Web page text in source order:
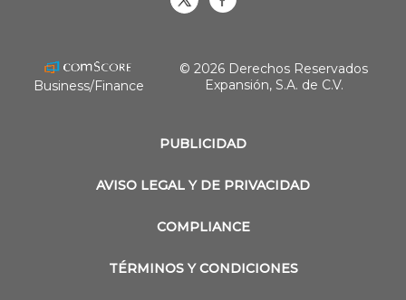
PUBLICIDAD
AVISO LEGAL Y DE PRIVACIDAD
COMPLIANCE
TÉRMINOS Y CONDICIONES
Business/Finance
© 2026 Derechos Reservados
Expansión, S.A. de C.V.